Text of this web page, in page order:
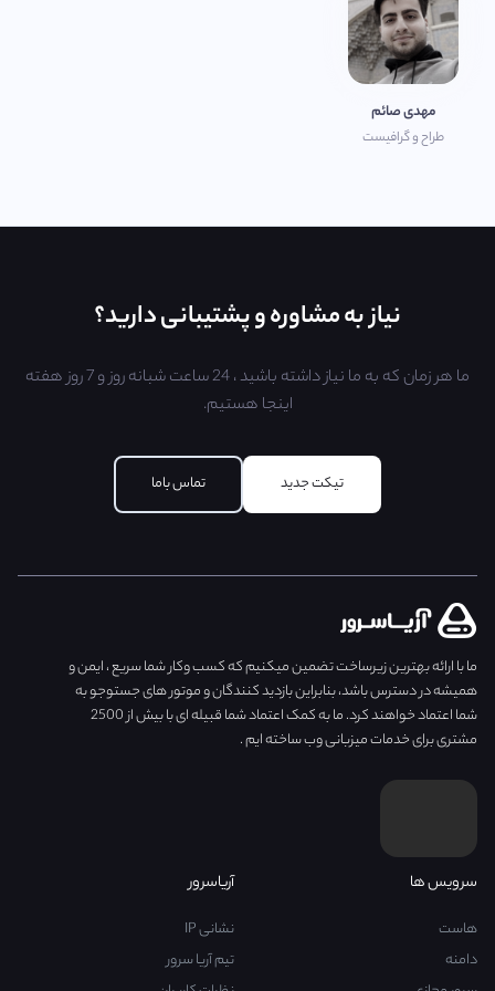
مهدی صائم
طراح و گرافیست
نیاز به مشاوره و پشتیبانی دارید؟
ما هر زمان که به ما نیاز داشته باشید ، 24 ساعت شبانه روز و 7 روز هفته
اینجا هستیم.
تیکت جدید تماس با‌ما
ما با ارائه بهترین زیرساخت تضمین میکنیم که کسب وکار شما سریع ، ایمن و
همیشه در دسترس باشد، بنابراین بازدید کنندگان و موتور های جستوجو به
شما اعتماد خواهند کرد. ما به کمک اعتماد شما قبیله ای با بیش از 2500
مشتری برای خدمات میزبانی وب ساخته ایم .
سرویس ها
هاست
دامنه
آریاسرور
نشانی IP
تیم آریا سرور